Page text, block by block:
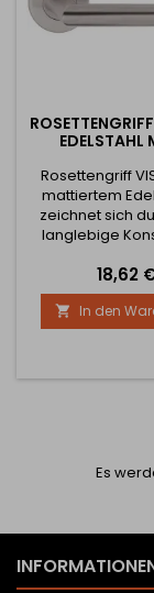
EDELSTAHL
Rosettengriff
mattiertem
zeichnet sich
langlebige
Geeignet für
hoher
Nutzung
Preis
18,62
 In den
Es